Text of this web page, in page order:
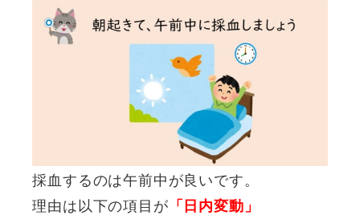
採血するのは午前中が良いです。
理由は以下の項目が 「日内変動」